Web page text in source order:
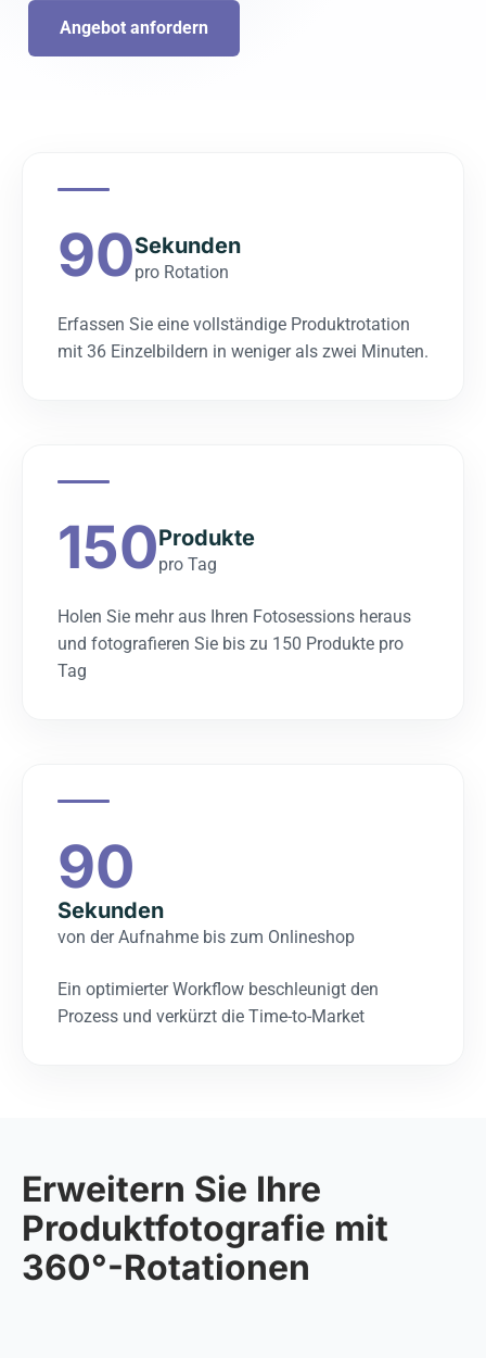
Angebot anfordern
90Sekunden
pro Rotation
Erfassen Sie eine vollständige Produktrotation
mit 36 Einzelbildern in weniger als zwei Minuten.
150Produkte
pro Tag
Holen Sie mehr aus Ihren Fotosessions heraus
und fotografieren Sie bis zu 150 Produkte pro
Tag
90
Sekunden
von der Aufnahme bis zum Onlineshop
Ein optimierter Workflow beschleunigt den
Prozess und verkürzt die Time-to-Market
Erweitern Sie Ihre
Produktfotografie mit
360°-Rotationen